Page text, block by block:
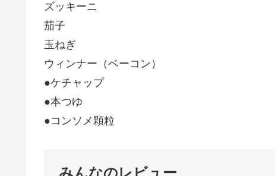
ズッキーニ
茄子
玉ねぎ
ウィンナー（ベーコン）
●ケチャップ
●本つゆ
●コンソメ顆粒